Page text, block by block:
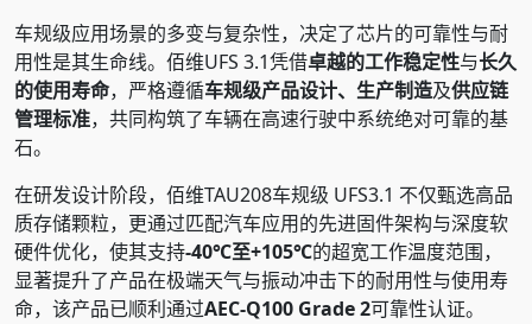
车规级应用场景的多变与复杂性，决定了芯片的可靠性与耐
用性是其生命线。佰维UFS 3.1凭借卓越的工作稳定性与长久
的使用寿命，严格遵循车规级产品设计、生产制造及供应链
管理标准，共同构筑了车辆在高速行驶中系统绝对可靠的基
石。
在研发设计阶段，佰维TAU208车规级 UFS3.1 不仅甄选高品
质存储颗粒，更通过匹配汽车应用的先进固件架构与深度软
硬件优化，使其支持-40℃至+105℃的超宽工作温度范围，
显著提升了产品在极端天气与振动冲击下的耐用性与使用寿
命，该产品已顺利通过AEC-Q100 Grade 2可靠性认证。